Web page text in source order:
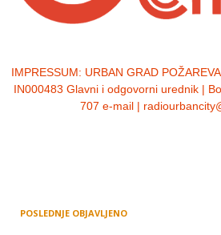
IMPRESSUM: URBAN GRAD
IN000483 Glavni i odgovorni urednik |
707 e-mail |
POSLEDNJE OBJAVLJENO